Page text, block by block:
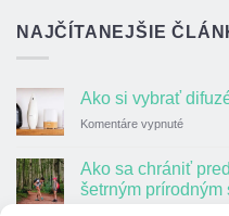
NAJČÍTANEJŠIE
Ako si vybrať
Komentáre vypnuténa
si
vybrať
difuzér
Ako sa chrániť
šetrným prírodným